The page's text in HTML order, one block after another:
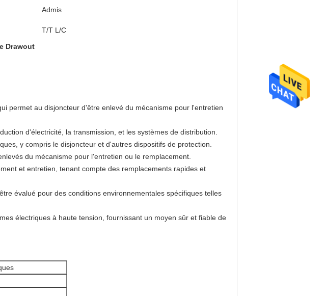
Admis
T/T L/C
Drawout
permet au disjoncteur d'être enlevé du mécanisme pour l'entretien
d'électricité, la transmission, et les systèmes de distribution.
y compris le disjoncteur et d'autres dispositifs de protection.
du mécanisme pour l'entretien ou le remplacement.
et entretien, tenant compte des remplacements rapides et
évalué pour des conditions environnementales spécifiques telles
électriques à haute tension, fournissant un moyen sûr et fiable de